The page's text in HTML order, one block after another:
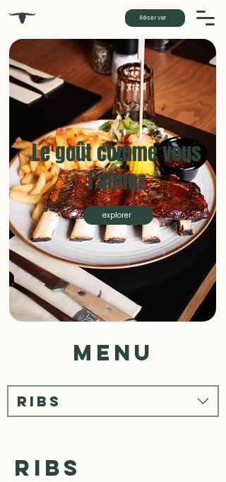
Réserver
Le goût comme vous
l’aimez
explorer
menu
RIBS
RIBS